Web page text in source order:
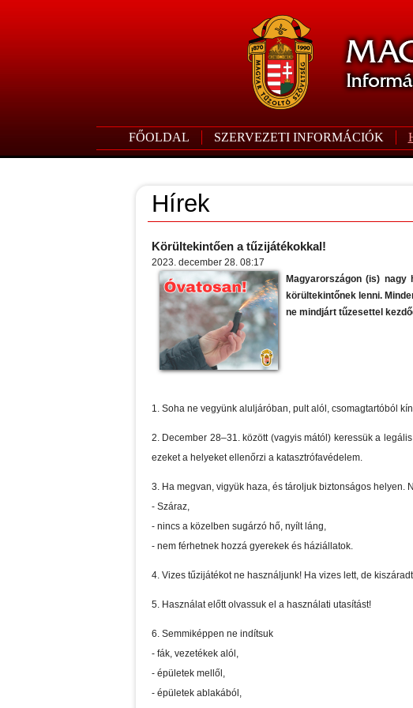
FŐOLDAL SZERVEZETI INFORMÁCIÓK
Hírek
Körültekintően a tűzijátékokkal!
2023. december 28. 08:17
Magyarországon (is)
körültekintőnek lenni.
ne mindjárt tűzesettel
1. Soha ne vegyünk aluljáróban, pult alól, csomagtartóból
2. December 28–31. között (vagyis mától) keressük a
ezeket a helyeket ellenőrzi a katasztrófavédelem.
3. Ha megvan, vigyük haza, és tároljuk biztonságos helyen.
- Száraz,
- nincs a közelben sugárzó hő, nyílt láng,
- nem férhetnek hozzá gyerekek és háziállatok.
4. Vizes tűzijátékot ne használjunk! Ha vizes lett, de
5. Használat előtt olvassuk el a használati utasítást!
6. Semmiképpen ne indítsuk
- fák, vezetékek alól,
- épületek mellől,
- épületek ablakából,